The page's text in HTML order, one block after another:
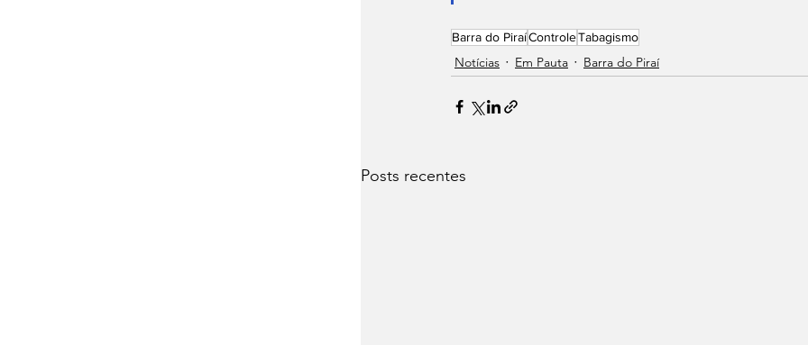
Barra do PiraíControleTabagismo
Notícias Em Pauta Barra do Piraí
Posts recentes